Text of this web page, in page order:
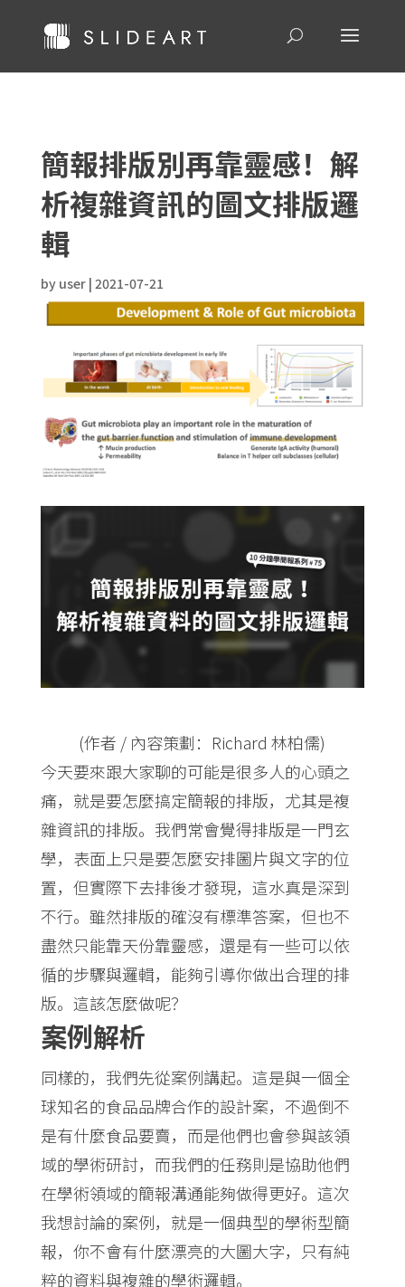
簡報排版別再靠靈感！解
析複雜資訊的圖文排版邏
輯
by user| 2021-07-21
(作者 / 內容策劃：Richard 林柏儒)
今天要來跟大家聊的可能是很多人的心頭之
痛，就是要怎麼搞定簡報的排版，尤其是複
雜資訊的排版。我們常會覺得排版是一門玄
學，表面上只是要怎麼安排圖片與文字的位
置，但實際下去排後才發現，這水真是深到
不行。雖然排版的確沒有標準答案，但也不
盡然只能靠天份靠靈感，還是有一些可以依
循的步驟與邏輯，能夠引導你做出合理的排
版。這該怎麼做呢？
案例解析
同樣的，我們先從案例講起。這是與一個全
球知名的食品品牌合作的設計案，不過倒不
是有什麼食品要賣，而是他們也會參與該領
域的學術研討，而我們的任務則是協助他們
在學術領域的簡報溝通能夠做得更好。這次
我想討論的案例，就是一個典型的學術型簡
報，你不會有什麼漂亮的大圖大字，只有純
粹的資料與複雜的學術邏輯。